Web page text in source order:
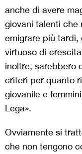
anche di avere
giovani talenti che
emigrare più
virtuoso di
inoltre, sarebbero
criteri per quanto
giovanile e
Lega».
Ovviamente si
che non tengono